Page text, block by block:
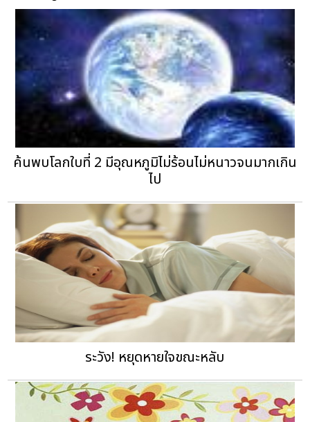
ค้นพบโลกใบที่ 2 มีอุณหภูมิไม่ร้อนไม่หนาวจนมากเกิน
ไป
ระวัง! หยุดหายใจขณะหลับ